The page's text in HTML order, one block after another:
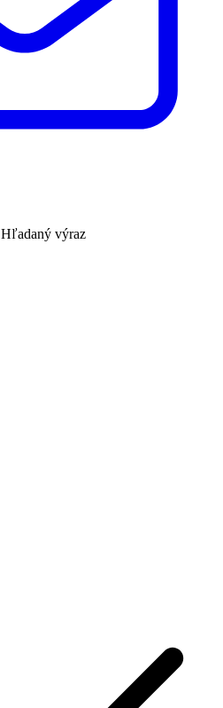
Hľadaný výraz